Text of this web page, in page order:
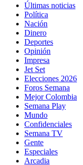
Últimas noticias
Política
Nación
Dinero
Deportes
Opinión
Impresa
Jet Set
Elecciones 2026
Foros Semana
Mejor Colombia
Semana Play
Mundo
Confidenciales
Semana TV
Gente
Especiales
Arcadia